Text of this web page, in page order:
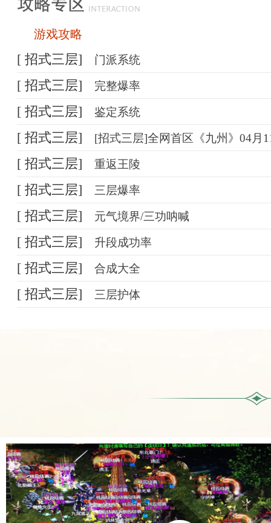
游戏攻略
[ 招式三层] 门派系统
[ 招式三层] 完整爆率
[ 招式三层] 鉴定系统
[ 招式三层] [招式三层]全网首区《九州》04月
[ 招式三层] 重返王陵
[ 招式三层] 三层爆率
[ 招式三层] 元气境界/三功呐喊
[ 招式三层] 升段成功率
[ 招式三层] 合成大全
[ 招式三层] 三层护体